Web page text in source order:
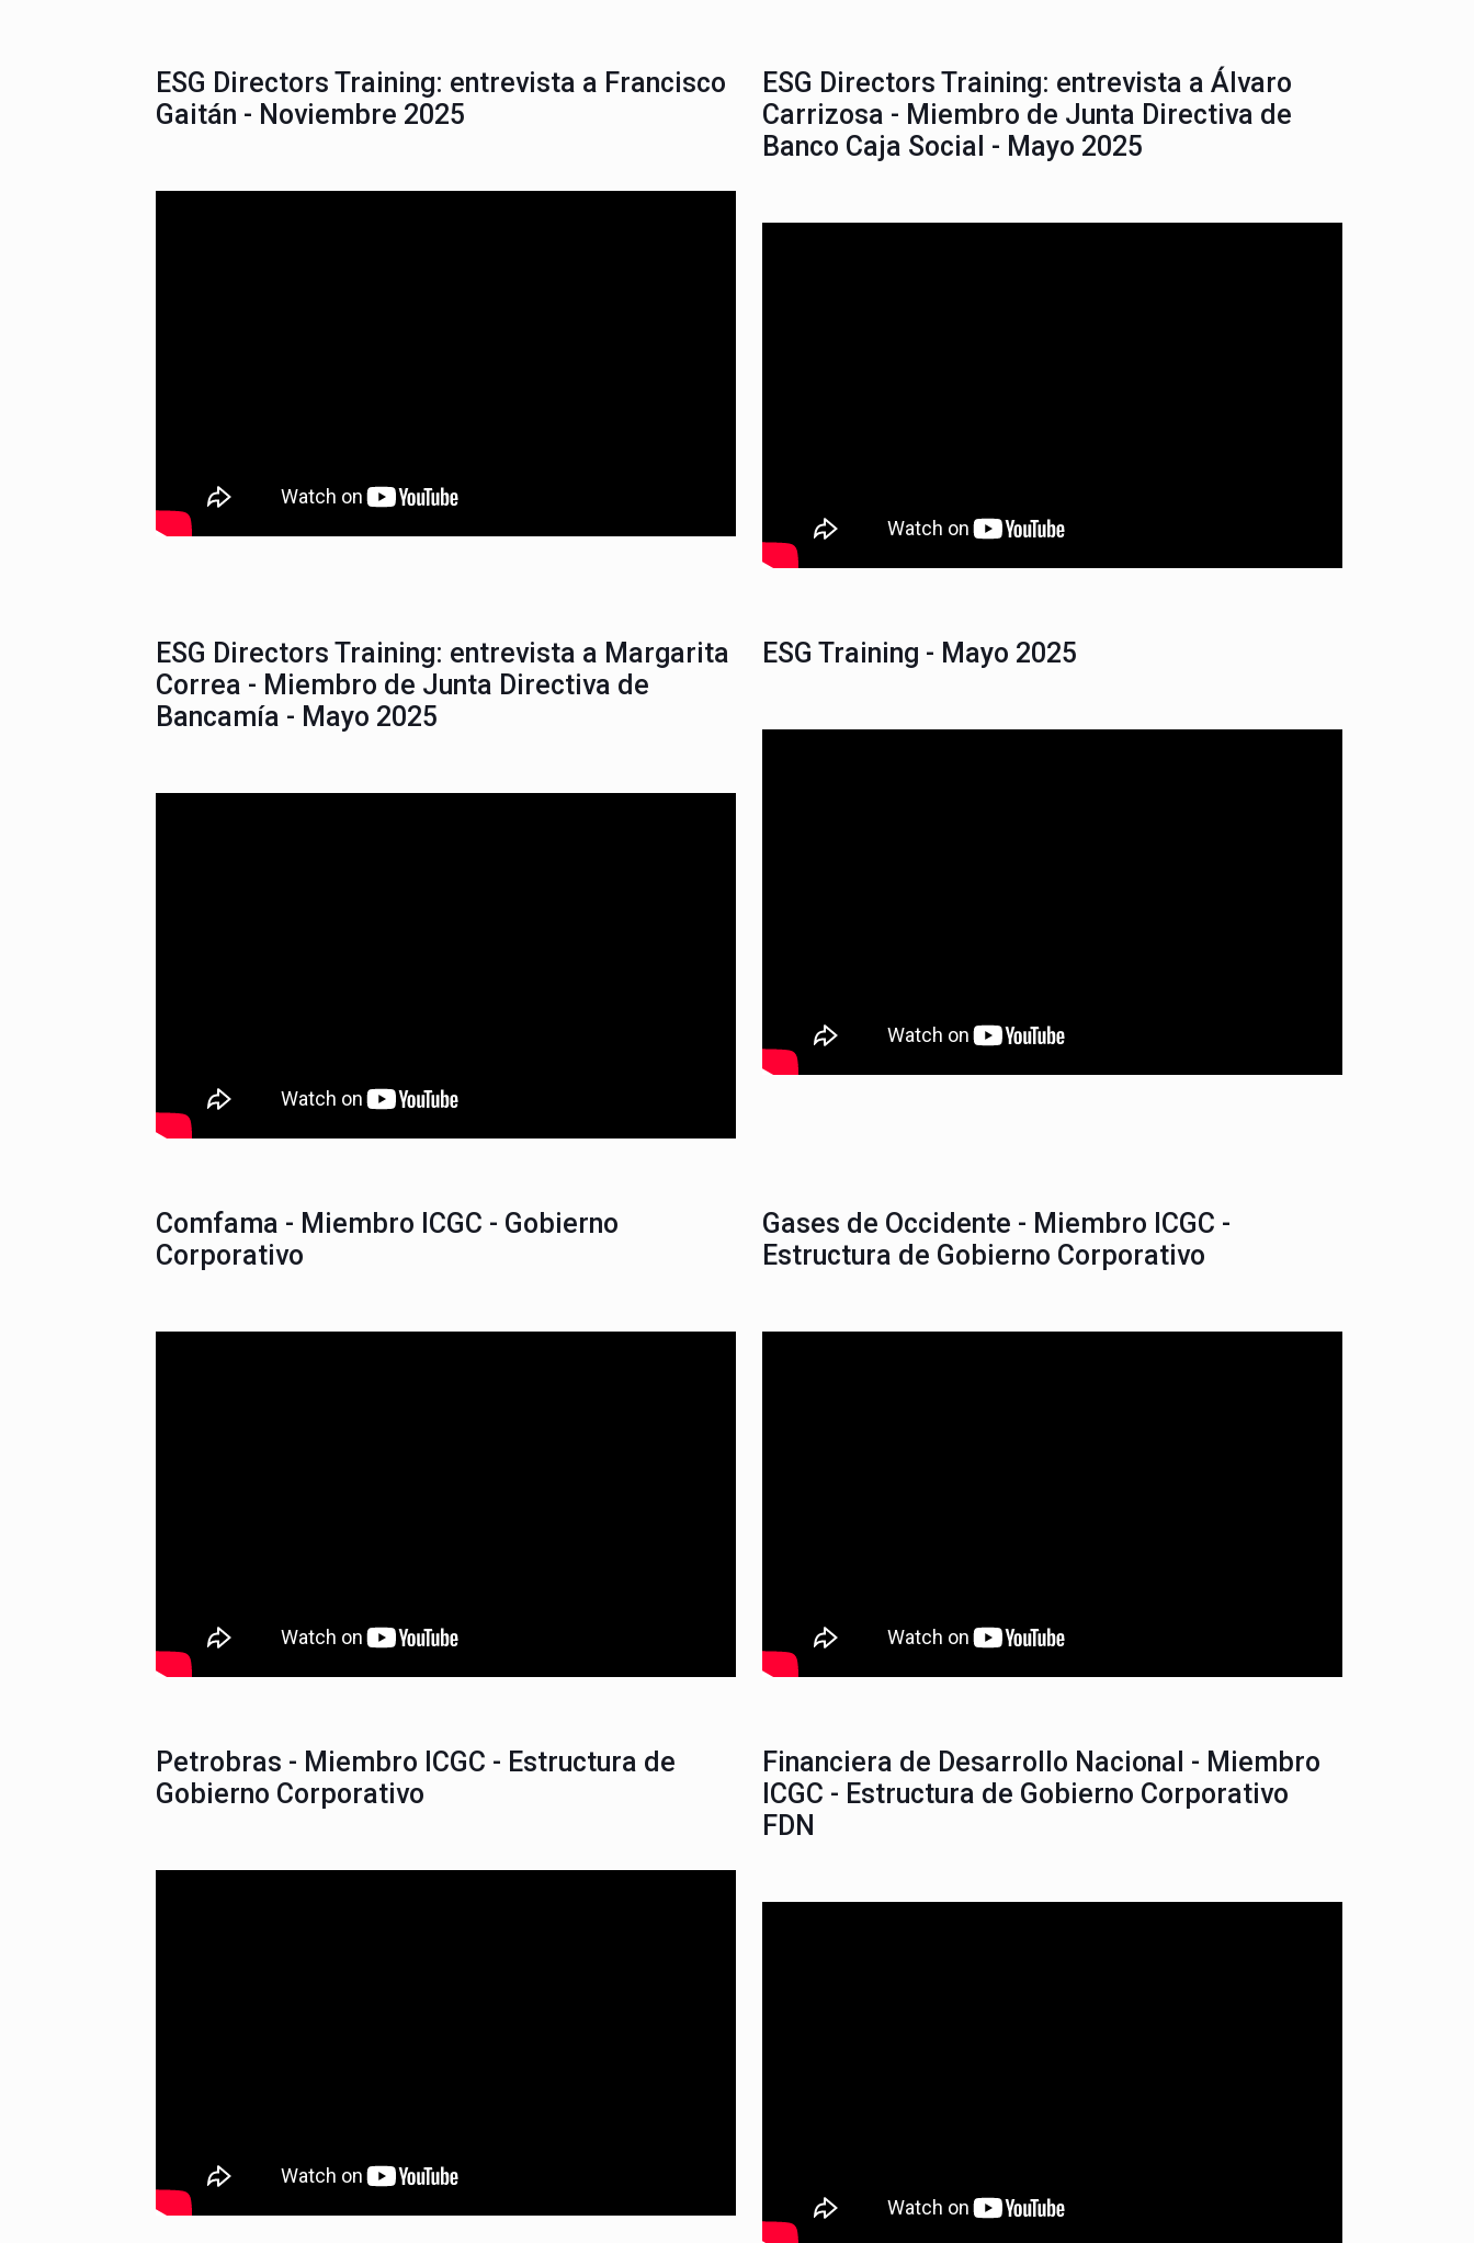
ESG Directors Training: entrevista a Francisco
Gaitán - Noviembre 2025
ESG Directors Training: entrevista a Álvaro
Carrizosa - Miembro de Junta Directiva de
Banco Caja Social - Mayo 2025
ESG Directors Training: entrevista a Margarita
Correa - Miembro de Junta Directiva de
Bancamía - Mayo 2025
ESG Training - Mayo 2025
Comfama - Miembro ICGC - Gobierno
Corporativo
Gases de Occidente - Miembro ICGC -
Estructura de Gobierno Corporativo
Petrobras - Miembro ICGC - Estructura de
Gobierno Corporativo
Financiera de Desarrollo Nacional - Miembro
ICGC - Estructura de Gobierno Corporativo
FDN